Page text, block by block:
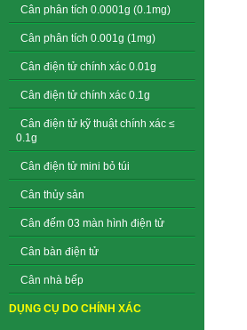
Cân phân tích 0.0001g (0.1mg)
Cân phân tích 0.001g (1mg)
Cân điện tử chính xác 0.01g
Cân điện tử chính xác 0.1g
Cân điện tử kỹ thuật chính xác ≤
0.1g
Cân điện tử mini bỏ túi
Cân thủy sản
Cân đếm 03 màn hình điện tử
Cân bàn điện tử
Cân nhà bếp
DỤNG CỤ DO CHÍNH XÁC